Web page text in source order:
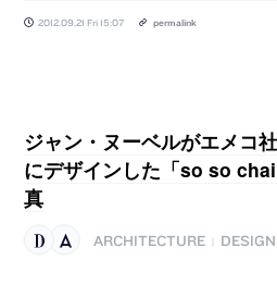
2012.09.21 Fri 15:07 permalink
ジャン・ヌーベルがエメコ
にデザインした「so so
真
ARCHITECTURE DESIGN